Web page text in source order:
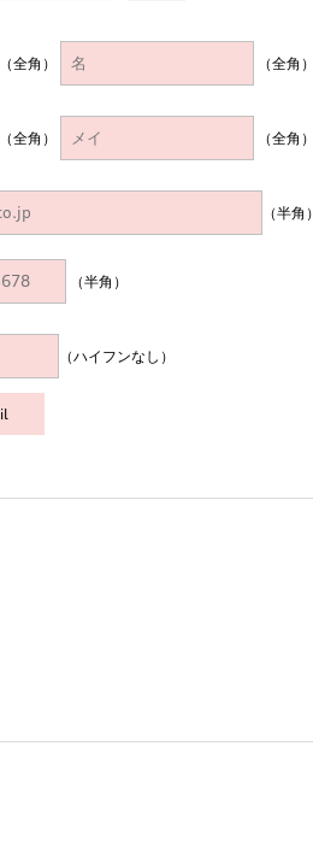
（全角） （全角）
（全角） （全角）
（半角）
（半角）
（ハイフンなし）